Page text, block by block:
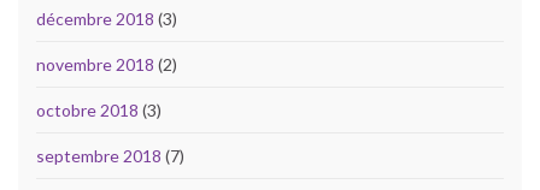
décembre 2018 (3)
novembre 2018 (2)
octobre 2018 (3)
septembre 2018 (7)